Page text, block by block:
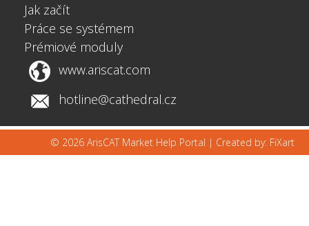
Jak začít
Práce se systémem
Prémiové moduly
www.ariscat.com
hotline@cathedral.cz
© 2026 ArisCAT Market Help Portal | Created by: FiXart